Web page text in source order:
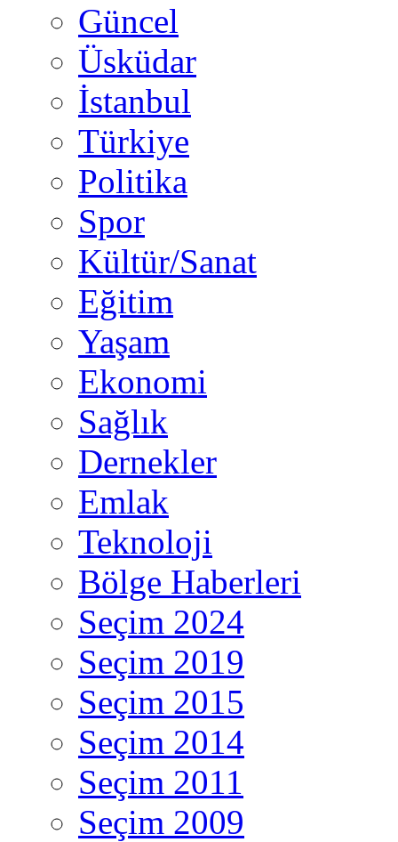
Güncel
Üsküdar
İstanbul
Türkiye
Politika
Spor
Kültür/Sanat
Eğitim
Yaşam
Ekonomi
Sağlık
Dernekler
Emlak
Teknoloji
Bölge Haberleri
Seçim 2024
Seçim 2019
Seçim 2015
Seçim 2014
Seçim 2011
Seçim 2009